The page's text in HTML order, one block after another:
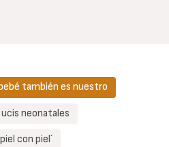
también es nuestro
neonatales
con piel´